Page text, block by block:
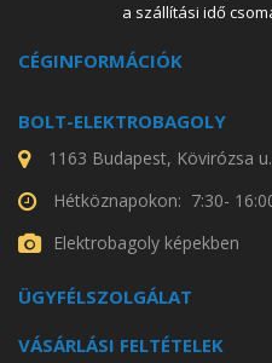
a szállítási idő
CÉGINFORMÁCIÓK
BOLT-ELEKTROBAGOLY
1163 Budapest, Kövirózsa
Hétköznapokon: 7:30-
Elektrobagoly képekben
ÜGYFÉLSZOLGÁLAT
VÁSÁRLÁSI FELTÉTELEK